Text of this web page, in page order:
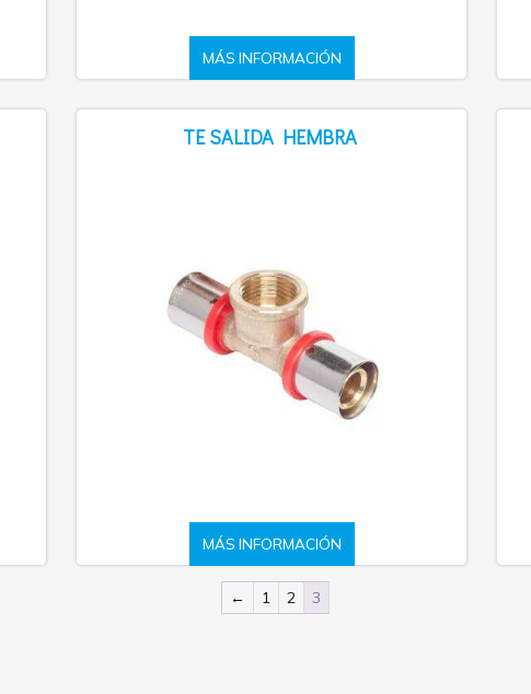
MÁS INFORMACIÓN
TE SALIDA HEMBRA
MÁS INFORMACIÓN
← 1 2 3